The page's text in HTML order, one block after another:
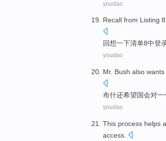
youdao
Recall from Listing 8
回想一下清单8中登
youdao
Mr. Bush also wants
布什还希望国会对一
youdao
This process helps
access